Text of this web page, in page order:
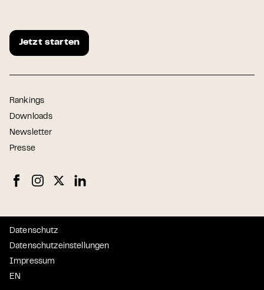
Jetzt starten
Rankings
Downloads
Newsletter
Presse
Datenschutz
Datenschutzeinstellungen
Impressum
EN